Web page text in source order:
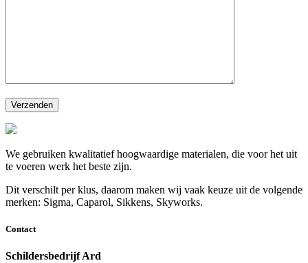
We gebruiken kwalitatief hoogwaardige materialen, die voor het uit
te voeren werk het beste zijn.
Dit verschilt per klus, daarom maken wij vaak keuze uit de volgende
merken: Sigma, Caparol, Sikkens, Skyworks.
Contact
Schildersbedrijf Ard